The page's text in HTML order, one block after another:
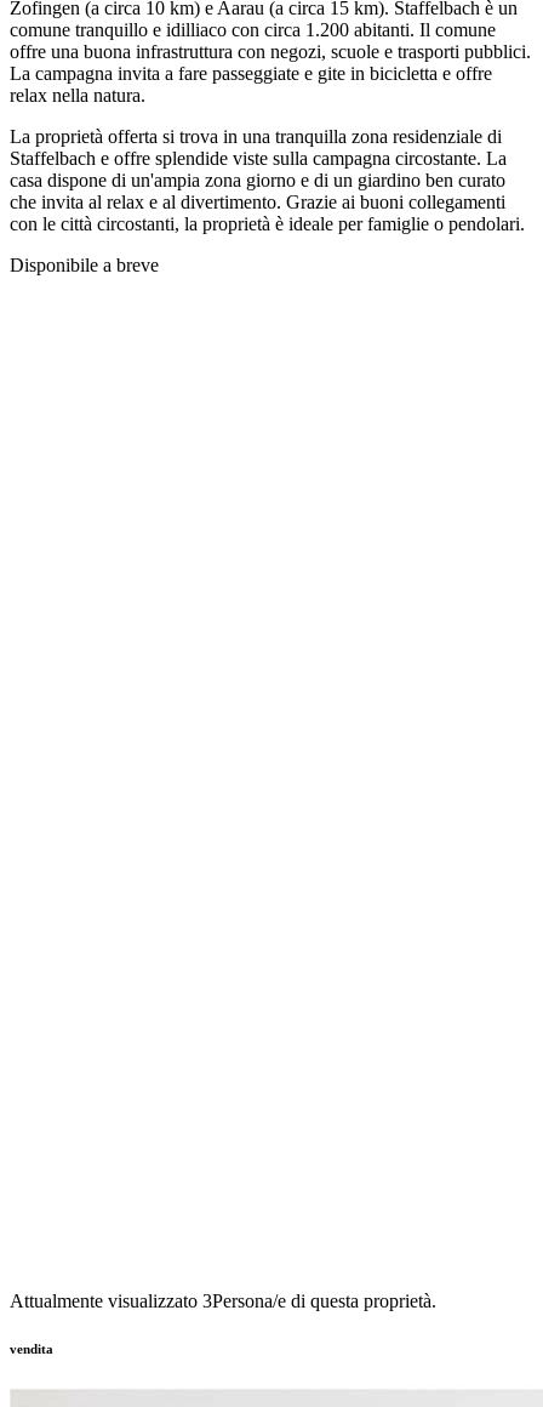
Zofingen (a circa 10 km) e Aarau (a circa 15 km). Staffelbach è un
comune tranquillo e idilliaco con circa 1.200 abitanti. Il comune
offre una buona infrastruttura con negozi, scuole e trasporti pubblici.
La campagna invita a fare passeggiate e gite in bicicletta e offre
relax nella natura.
La proprietà offerta si trova in una tranquilla zona residenziale di
Staffelbach e offre splendide viste sulla campagna circostante. La
casa dispone di un'ampia zona giorno e di un giardino ben curato
che invita al relax e al divertimento. Grazie ai buoni collegamenti
con le città circostanti, la proprietà è ideale per famiglie o pendolari.
Disponibile a breve
Attualmente visualizzato 3Persona/e di questa proprietà.
vendita